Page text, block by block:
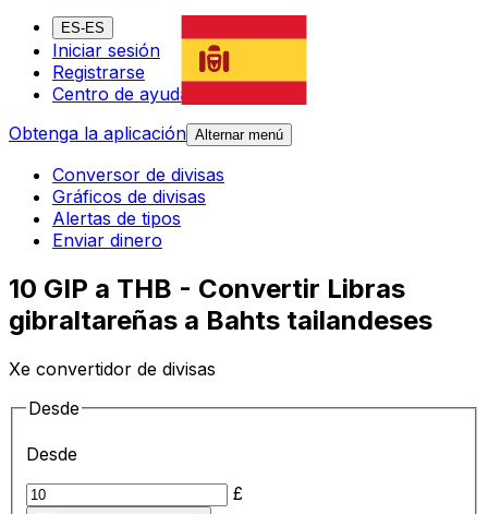
ES-ES
Iniciar sesión
Registrarse
Centro de ayuda
Obtenga la aplicación Alternar menú
Conversor de divisas
Gráficos de divisas
Alertas de tipos
Enviar dinero
10 GIP a THB - Convertir Libras
gibraltareñas a Bahts tailandeses
Xe convertidor de divisas
Desde
Desde
£